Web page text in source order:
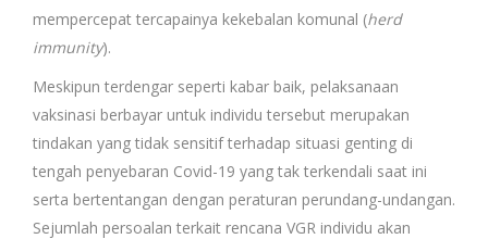
mempercepat tercapainya kekebalan komunal (herd
immunity).
Meskipun terdengar seperti kabar baik, pelaksanaan
vaksinasi berbayar untuk individu tersebut merupakan
tindakan yang tidak sensitif terhadap situasi genting di
tengah penyebaran Covid-19 yang tak terkendali saat ini
serta bertentangan dengan peraturan perundang-undangan.
Sejumlah persoalan terkait rencana VGR individu akan